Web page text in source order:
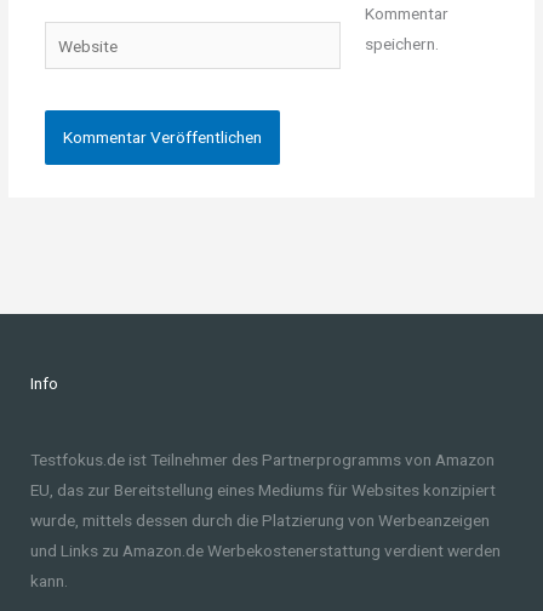
Website
Kommentar
speichern.
Info
Testfokus.de ist Teilnehmer des Partnerprogramms von Amazon
EU, das zur Bereitstellung eines Mediums für Websites konzipiert
wurde, mittels dessen durch die Platzierung von Werbeanzeigen
und Links zu Amazon.de Werbekostenerstattung verdient werden
kann.